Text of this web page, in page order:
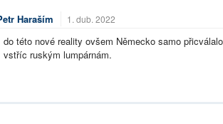
Haraším 1. dub. 2022
do této nové reality ovšem Německo samo
vstříc ruským lumpárnám.